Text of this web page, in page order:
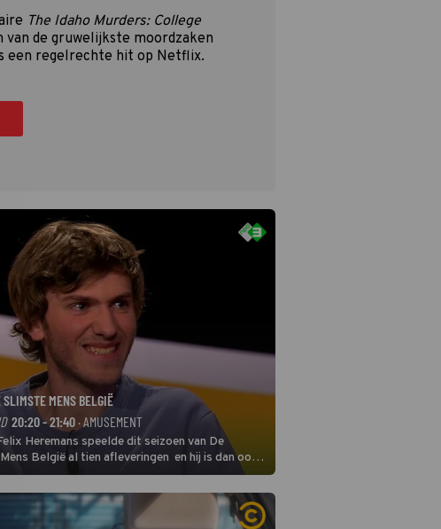
The Idaho Murders: College
van de gruwelijkste moordzaken
een regelrechte hit op Netflix.
SLIMSTE MENS BELGIË
20:20 - 21:40 · AMUSEMENT
Heremans speelde dit seizoen van De
België al tien afleveringen en hij is dan ook
favoriet in deze seizoensfinale. En er is
inbreng, want komiek Soundos El Ahmadi
aan de jurytafel.